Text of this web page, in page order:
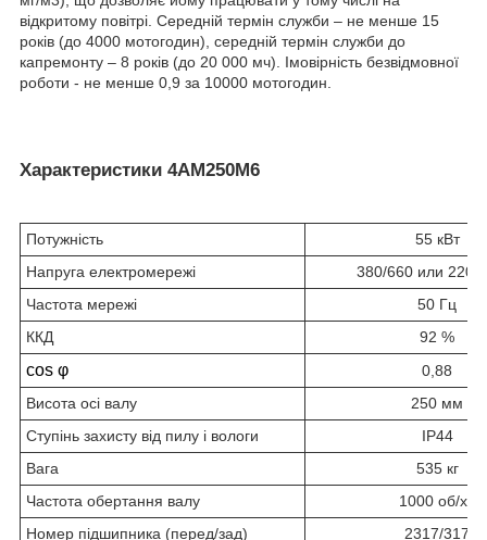
відкритому повітрі. Середній термін служби – не менше 15
років (до 4000 мотогодин), середній термін служби до
капремонту – 8 років (до 20 000 мч). Імовірність безвідмовної
роботи - не менше 0,9 за 10000 мотогодин.
Характеристики 4АМ250М6
Потужність
55 кВт
Напруга електромережі
380/660 или 220/
Частота мережі
50 Гц
ККД
92 %
cos φ
0,88
Висота осі валу
250 мм
Ступінь захисту від пилу і вологи
IP44
Вага
535 кг
Частота обертання валу
1000 об/хв
Номер підшипника (перед/зад)
2317/317